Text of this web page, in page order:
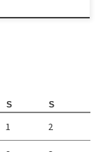
S S
1 2